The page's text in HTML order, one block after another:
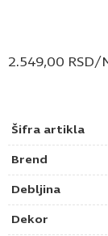
Šifra artikla
Brend
Debljina
Dekor
2.549,00 RSD/